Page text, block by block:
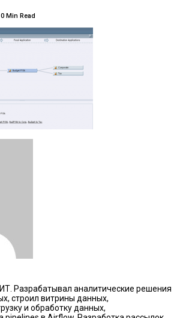
0 Min Read
Разрабатывал аналитические решения
строил витрины данных,
и обработку данных,